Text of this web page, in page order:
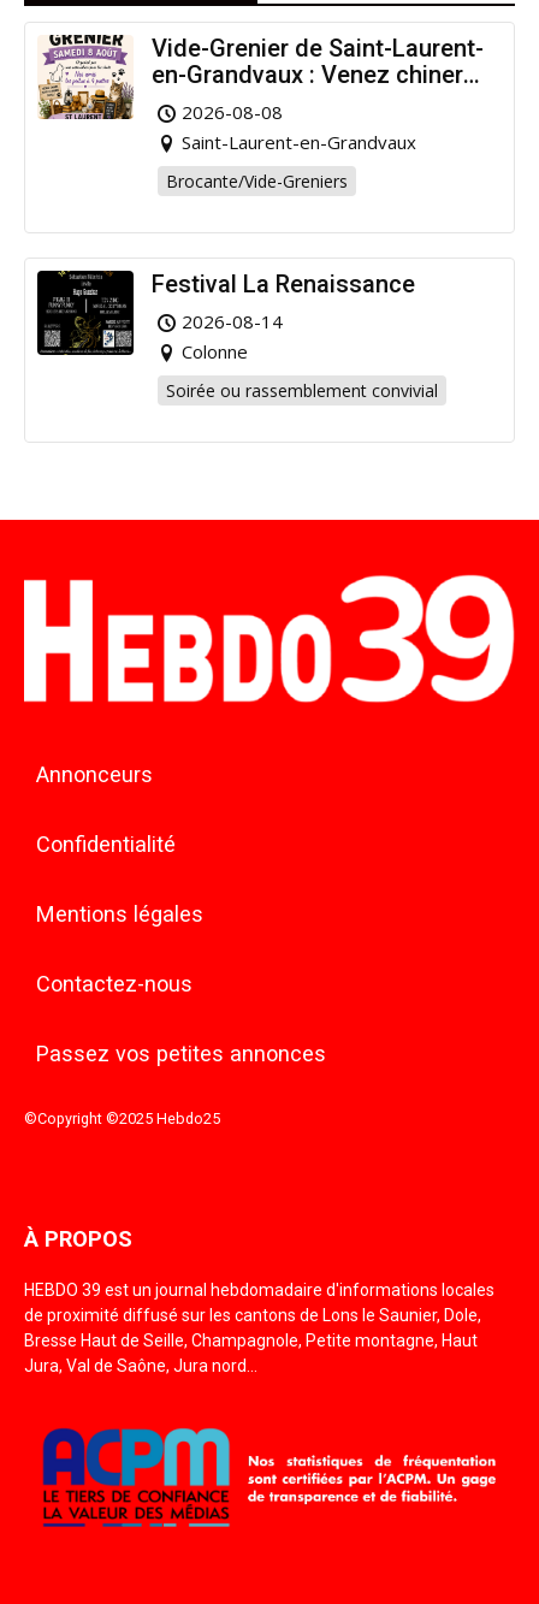
Vide-Grenier de Saint-Laurent-
en-Grandvaux : Venez chiner
pour la bonne cause !
2026-08-08
Saint-Laurent-en-Grandvaux
Brocante/Vide-Greniers
Festival La Renaissance
2026-08-14
Colonne
Soirée ou rassemblement convivial